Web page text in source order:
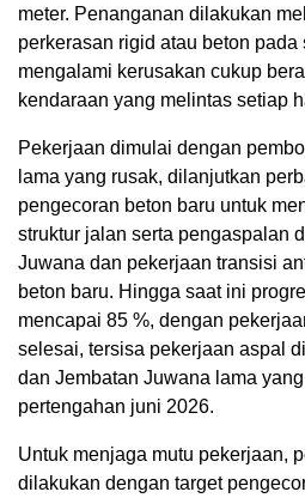
meter. Penanganan dilakukan
perkerasan rigid atau beton pada
mengalami kerusakan cukup
kendaraan yang melintas setiap
Pekerjaan dimulai dengan
lama yang rusak, dilanjutkan
pengecoran beton baru untuk
struktur jalan serta pengaspalan
Juwana dan pekerjaan transisi
beton baru. Hingga saat ini
mencapai 85 %, dengan
selesai, tersisa pekerjaan aspal
dan Jembatan Juwana lama
pertengahan juni 2026.
Untuk menjaga mutu pekerjaan,
dilakukan dengan target